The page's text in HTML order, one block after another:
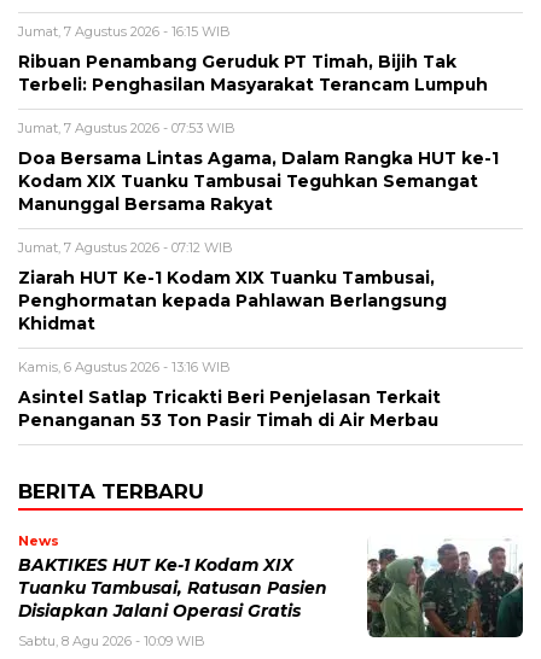
Jumat, 7 Agustus 2026 - 16:15 WIB
Ribuan Penambang Geruduk PT Timah, Bijih Tak
Terbeli: Penghasilan Masyarakat Terancam Lumpuh
Jumat, 7 Agustus 2026 - 07:53 WIB
Doa Bersama Lintas Agama, Dalam Rangka HUT ke-1
Kodam XIX Tuanku Tambusai Teguhkan Semangat
Manunggal Bersama Rakyat
Jumat, 7 Agustus 2026 - 07:12 WIB
Ziarah HUT Ke-1 Kodam XIX Tuanku Tambusai,
Penghormatan kepada Pahlawan Berlangsung
Khidmat
Kamis, 6 Agustus 2026 - 13:16 WIB
Asintel Satlap Tricakti Beri Penjelasan Terkait
Penanganan 53 Ton Pasir Timah di Air Merbau
BERITA TERBARU
News
BAKTIKES HUT Ke-1 Kodam XIX
Tuanku Tambusai, Ratusan Pasien
Disiapkan Jalani Operasi Gratis
Sabtu, 8 Agu 2026 - 10:09 WIB